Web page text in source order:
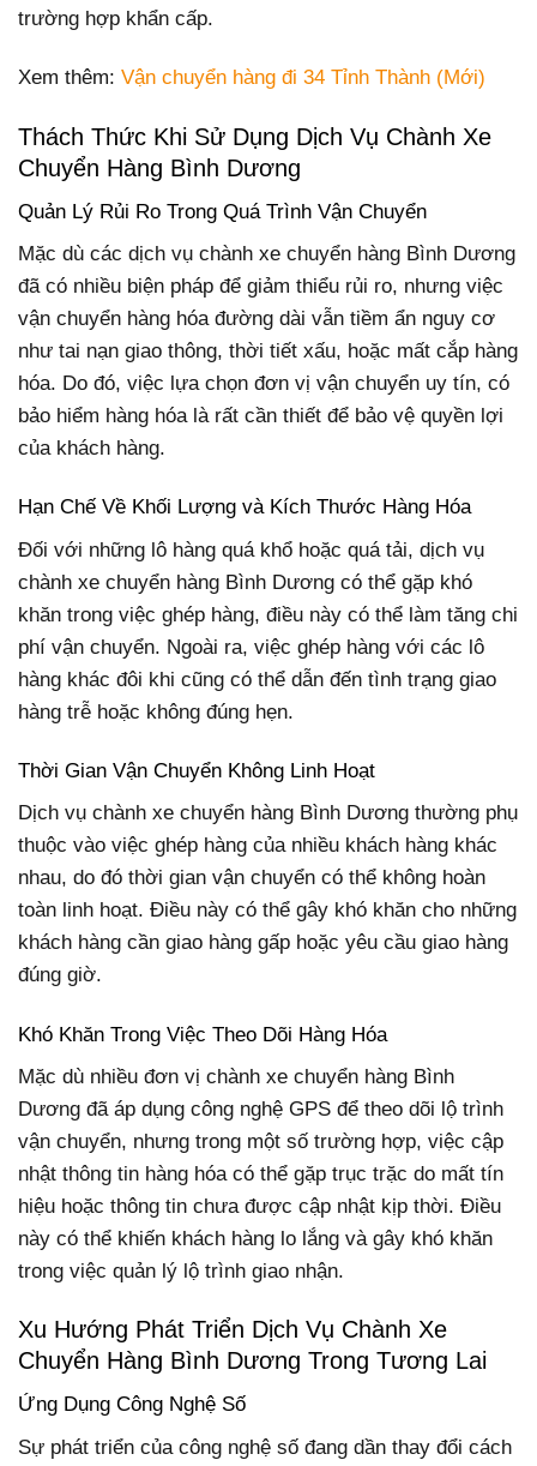
trường hợp khẩn cấp.
Xem thêm: Vận chuyển hàng đi 34 Tỉnh Thành (Mới)
Thách Thức Khi Sử Dụng Dịch Vụ Chành Xe
Chuyển Hàng Bình Dương
Quản Lý Rủi Ro Trong Quá Trình Vận Chuyển
Mặc dù các dịch vụ chành xe chuyển hàng Bình Dương
đã có nhiều biện pháp để giảm thiểu rủi ro, nhưng việc
vận chuyển hàng hóa đường dài vẫn tiềm ẩn nguy cơ
như tai nạn giao thông, thời tiết xấu, hoặc mất cắp hàng
hóa. Do đó, việc lựa chọn đơn vị vận chuyển uy tín, có
bảo hiểm hàng hóa là rất cần thiết để bảo vệ quyền lợi
của khách hàng.
Hạn Chế Về Khối Lượng và Kích Thước Hàng Hóa
Đối với những lô hàng quá khổ hoặc quá tải, dịch vụ
chành xe chuyển hàng Bình Dương có thể gặp khó
khăn trong việc ghép hàng, điều này có thể làm tăng chi
phí vận chuyển. Ngoài ra, việc ghép hàng với các lô
hàng khác đôi khi cũng có thể dẫn đến tình trạng giao
hàng trễ hoặc không đúng hẹn.
Thời Gian Vận Chuyển Không Linh Hoạt
Dịch vụ chành xe chuyển hàng Bình Dương thường phụ
thuộc vào việc ghép hàng của nhiều khách hàng khác
nhau, do đó thời gian vận chuyển có thể không hoàn
toàn linh hoạt. Điều này có thể gây khó khăn cho những
khách hàng cần giao hàng gấp hoặc yêu cầu giao hàng
đúng giờ.
Khó Khăn Trong Việc Theo Dõi Hàng Hóa
Mặc dù nhiều đơn vị chành xe chuyển hàng Bình
Dương đã áp dụng công nghệ GPS để theo dõi lộ trình
vận chuyển, nhưng trong một số trường hợp, việc cập
nhật thông tin hàng hóa có thể gặp trục trặc do mất tín
hiệu hoặc thông tin chưa được cập nhật kịp thời. Điều
này có thể khiến khách hàng lo lắng và gây khó khăn
trong việc quản lý lộ trình giao nhận.
Xu Hướng Phát Triển Dịch Vụ Chành Xe
Chuyển Hàng Bình Dương Trong Tương Lai
Ứng Dụng Công Nghệ Số
Sự phát triển của công nghệ số đang dần thay đổi cách